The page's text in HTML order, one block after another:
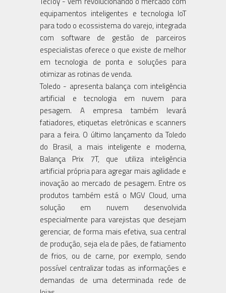
equipamentos inteligentes e tecnologia IoT
para todo o ecossistema do varejo, integrada
com software de gestão de parceiros
especialistas oferece o que existe de melhor
em tecnologia de ponta e soluções para
otimizar as rotinas de venda.
Toledo - apresenta balança com inteligência
artificial e tecnologia em nuvem para
pesagem. A empresa também levará
fatiadores, etiquetas eletrônicas e scanners
para a feira. O último lançamento da Toledo
do Brasil, a mais inteligente e moderna,
Balança Prix 7T, que utiliza inteligência
artificial própria para agregar mais agilidade e
inovação ao mercado de pesagem. Entre os
produtos também está o MGV Cloud, uma
solução em nuvem desenvolvida
especialmente para varejistas que desejam
gerenciar, de forma mais efetiva, sua central
de produção, seja ela de pães, de fatiamento
de frios, ou de carne, por exemplo, sendo
possível centralizar todas as informações e
demandas de uma determinada rede de